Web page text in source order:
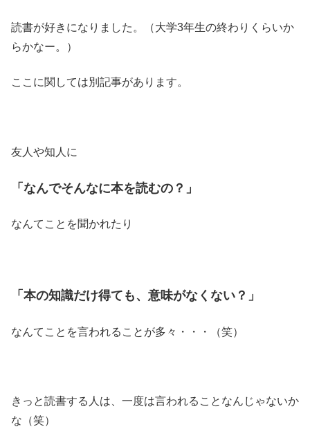
読書が好きになりました。（大学3年生の終わりくらいか
らかなー。）
ここに関しては別記事があります。
友人や知人に
「なんでそんなに本を読むの？」
なんてことを聞かれたり
「本の知識だけ得ても、意味がなくない？」
なんてことを言われることが多々・・・（笑）
きっと読書する人は、一度は言われることなんじゃないか
な（笑）